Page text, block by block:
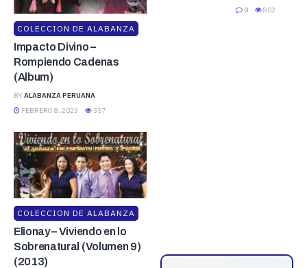
COLECCION DE ALABANZA
Impacto Divino –
Rompiendo Cadenas
(Album)
BY ALABANZA PERUANA
FEBRERO 8, 2023
357
COLECCION DE ALABANZA
Elionay – Viviendo en lo
Sobrenatural (Volumen 9)
(2013)
0
802